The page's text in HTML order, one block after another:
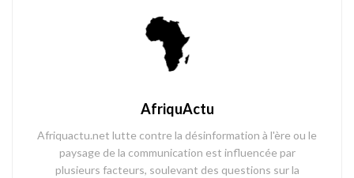
AfriquActu
Afriquactu.net lutte contre la désinformation à l'ère ou le
paysage de la communication est influencée par
plusieurs facteurs, soulevant des questions sur la